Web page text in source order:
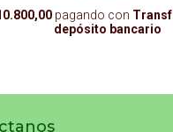
pagando con
depósito bancario